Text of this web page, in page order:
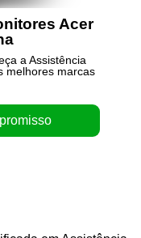
Não tenha
Técnica AVL.